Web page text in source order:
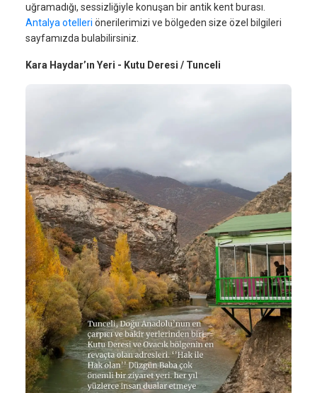
uğramadığı, sessizliğiyle konuşan bir antik kent burası.
Antalya otelleri önerilerimizi ve bölgeden size özel bilgileri
sayfamızda bulabilirsiniz.
Kara Haydar’ın Yeri - Kutu Deresi / Tunceli